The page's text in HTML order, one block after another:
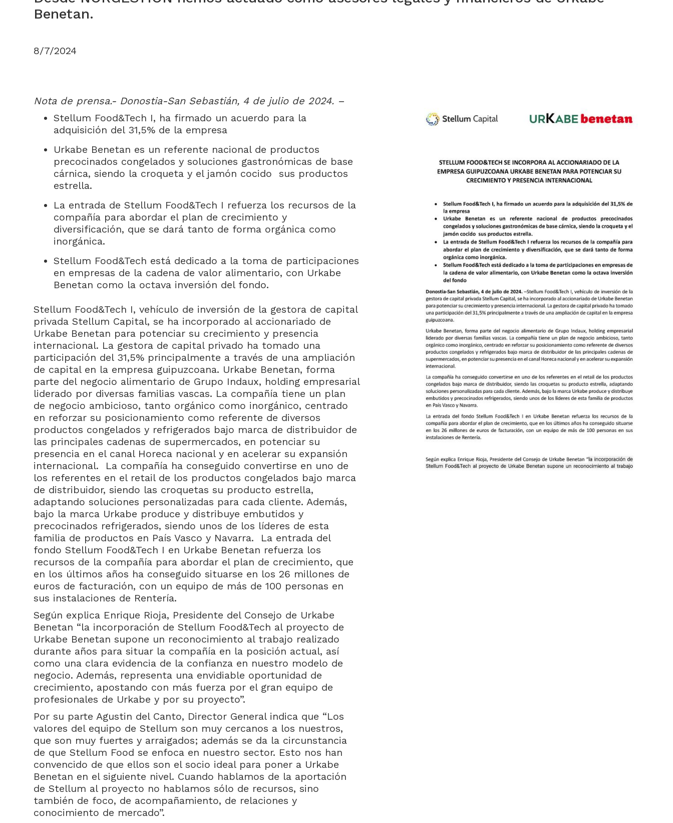
Benetan.
8/7/2024
Nota de prensa.- Donostia-San Sebastián, 4 de julio de 2024. –
Stellum Food&Tech I, ha firmado un acuerdo para la
adquisición del 31,5% de la empresa
Urkabe Benetan es un referente nacional de productos
precocinados congelados y soluciones gastronómicas de base
cárnica, siendo la croqueta y el jamón cocido sus productos
estrella.
La entrada de Stellum Food&Tech I refuerza los recursos de la
compañía para abordar el plan de crecimiento y
diversificación, que se dará tanto de forma orgánica como
inorgánica.
Stellum Food&Tech está dedicado a la toma de participaciones
en empresas de la cadena de valor alimentario, con Urkabe
Benetan como la octava inversión del fondo.
Stellum Food&Tech I, vehículo de inversión de la gestora de capital
privada Stellum Capital, se ha incorporado al accionariado de
Urkabe Benetan para potenciar su crecimiento y presencia
internacional. La gestora de capital privado ha tomado una
participación del 31,5% principalmente a través de una ampliación
de capital en la empresa guipuzcoana. Urkabe Benetan, forma
parte del negocio alimentario de Grupo Indaux, holding empresarial
liderado por diversas familias vascas. La compañía tiene un plan
de negocio ambicioso, tanto orgánico como inorgánico, centrado
en reforzar su posicionamiento como referente de diversos
productos congelados y refrigerados bajo marca de distribuidor de
las principales cadenas de supermercados, en potenciar su
presencia en el canal Horeca nacional y en acelerar su expansión
internacional. La compañía ha conseguido convertirse en uno de
los referentes en el retail de los productos congelados bajo marca
de distribuidor, siendo las croquetas su producto estrella,
adaptando soluciones personalizadas para cada cliente. Además,
bajo la marca Urkabe produce y distribuye embutidos y
precocinados refrigerados, siendo unos de los líderes de esta
familia de productos en País Vasco y Navarra. La entrada del
fondo Stellum Food&Tech I en Urkabe Benetan refuerza los
recursos de la compañía para abordar el plan de crecimiento, que
en los últimos años ha conseguido situarse en los 26 millones de
euros de facturación, con un equipo de más de 100 personas en
sus instalaciones de Rentería.
Según explica Enrique Rioja, Presidente del Consejo de Urkabe
Benetan “la incorporación de Stellum Food&Tech al proyecto de
Urkabe Benetan supone un reconocimiento al trabajo realizado
durante años para situar la compañía en la posición actual, así
como una clara evidencia de la confianza en nuestro modelo de
negocio. Además, representa una envidiable oportunidad de
crecimiento, apostando con más fuerza por el gran equipo de
profesionales de Urkabe y por su proyecto”.
Por su parte Agustin del Canto, Director General indica que “Los
valores del equipo de Stellum son muy cercanos a los nuestros,
que son muy fuertes y arraigados; además se da la circunstancia
de que Stellum Food se enfoca en nuestro sector. Esto nos han
convencido de que ellos son el socio ideal para poner a Urkabe
Benetan en el siguiente nivel. Cuando hablamos de la aportación
de Stellum al proyecto no hablamos sólo de recursos, sino
también de foco, de acompañamiento, de relaciones y
conocimiento de mercado”.